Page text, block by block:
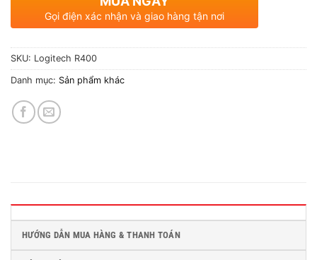
Gọi điện xác nhận và giao hàng tận nơi
SKU: Logitech R400
Danh mục: Sản phẩm khác
HƯỚNG DẪN MUA HÀNG & THANH TOÁN